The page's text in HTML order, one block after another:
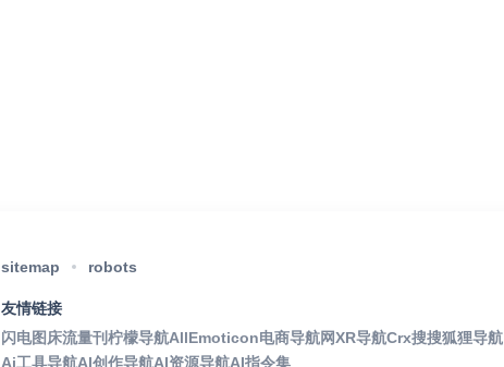
sitemap robots
友情链接
闪电图床流量刊柠檬导航AllEmoticon电商导航网XR导航Crx搜搜狐狸导航
Ai工具导航AI创作导航AI资源导航AI指令集